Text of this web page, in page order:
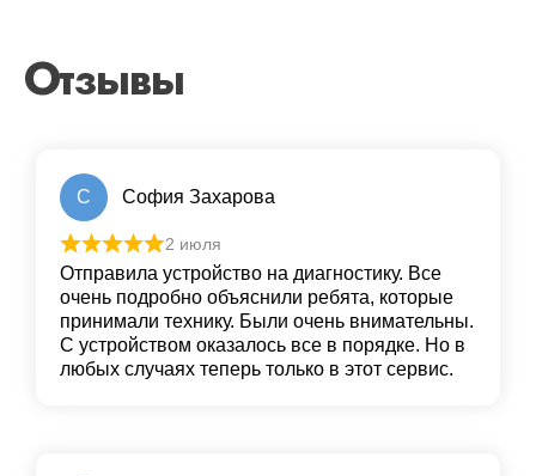
Отзывы
С София Захарова
2 июля
Отправила устройство на диагностику. Все
очень подробно объяснили ребята, которые
принимали технику. Были очень внимательны.
С устройством оказалось все в порядке. Но в
любых случаях теперь только в этот сервис.